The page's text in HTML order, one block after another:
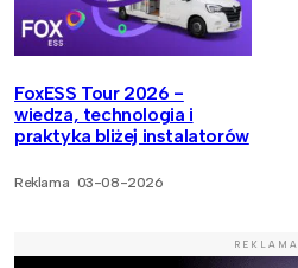
FoxESS Tour 2026 -
wiedza, technologia i
praktyka bliżej instalatorów
Reklama 03-08-2026
REKLAMA